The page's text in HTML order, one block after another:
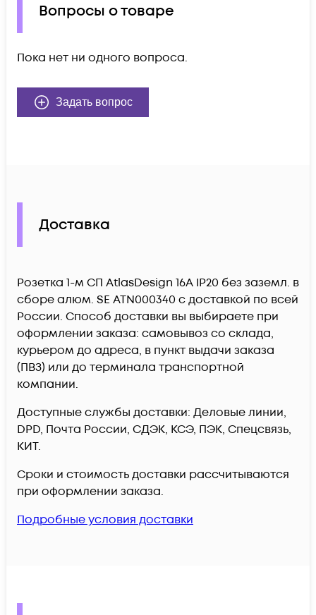
Вопросы о товаре
Пока нет ни одного вопроса.
Задать вопрос
Доставка
Розетка 1-м СП AtlasDesign 16А IP20 без заземл. в
сборе алюм. SE ATN000340 c доставкой по всей
России. Способ доставки вы выбираете при
оформлении заказа: самовывоз со склада,
курьером до адреса, в пункт выдачи заказа
(ПВЗ) или до терминала транспортной
компании.
Доступные службы доставки: Деловые линии,
DPD, Почта России, СДЭК, КСЭ, ПЭК, Спецсвязь,
КИТ.
Сроки и стоимость доставки рассчитываются
при оформлении заказа.
Подробные условия доставки